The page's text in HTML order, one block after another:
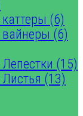
(6)
(6)
(15)
Листья (13)